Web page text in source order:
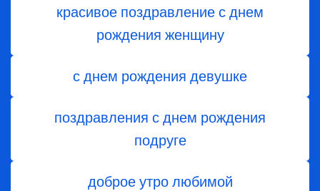
красивое поздравление с днем
рождения женщину
с днем рождения девушке
поздравления с днем рождения
подруге
доброе утро любимой